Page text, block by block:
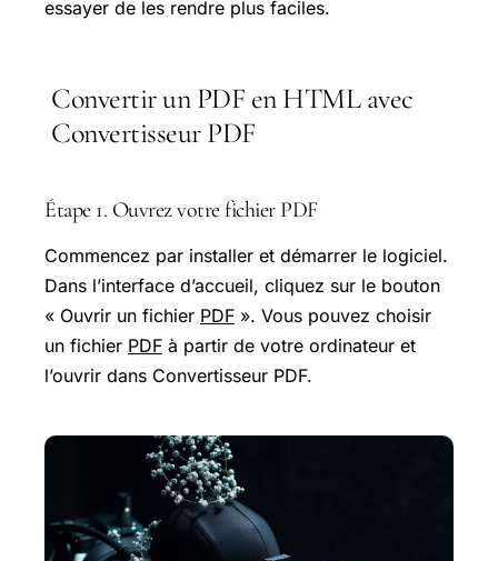
essayer de les rendre plus faciles.
Convertir un PDF en HTML avec
Convertisseur PDF
Étape 1. Ouvrez votre fichier PDF
Commencez par installer et démarrer le logiciel.
Dans l’interface d’accueil, cliquez sur le bouton
« Ouvrir un fichier PDF ». Vous pouvez choisir
un fichier PDF à partir de votre ordinateur et
l’ouvrir dans Convertisseur PDF.